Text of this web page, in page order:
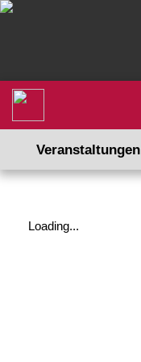
Veranstaltungen
Loading...